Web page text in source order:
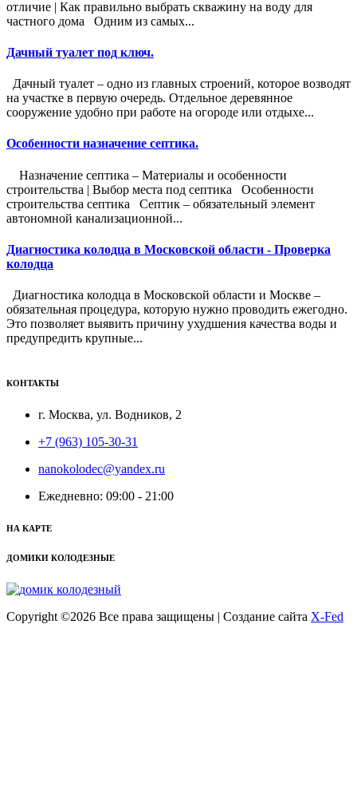
отличие | Как правильно выбрать скважину на воду для
частного дома Одним из самых...
Дачный туалет под ключ.
Дачный туалет – одно из главных строений, которое возводят
на участке в первую очередь. Отдельное деревянное
сооружение удобно при работе на огороде или отдыхе...
Особенности назначение септика.
Назначение септика – Материалы и особенности
строительства | Выбор места под септика Особенности
строительства септика Септик – обязательный элемент
автономной канализационной...
Диагностика колодца в Московской области - Проверка
колодца
Диагностика колодца в Московской области и Москве –
обязательная процедура, которую нужно проводить ежегодно.
Это позволяет выявить причину ухудшения качества воды и
предупредить крупные...
КОНТАКТЫ
г. Москва, ул. Водников, 2
+7 (963) 105-30-31
nanokolodec@yandex.ru
Ежедневно: 09:00 - 21:00
НА КАРТЕ
ДОМИКИ КОЛОДЕЗНЫЕ
Copyright ©2026 Все права защищены | Создание сайта X-Fed